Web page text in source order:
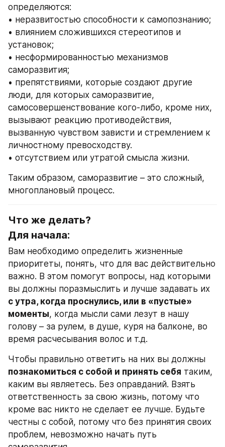
определяются:
• неразвитостью способности к самопознанию;
• влиянием сложившихся стереотипов и
установок;
• несформированностью механизмов
саморазвития;
• препятствиями, которые создают другие
люди, для которых саморазвитие,
самосовершенствование кого-либо, кроме них,
вызывают реакцию противодействия,
вызванную чувством зависти и стремлением к
личностному превосходству.
• отсутствием или утратой смысла жизни.
Таким образом, саморазвитие – это сложный,
многоплановый процесс.
Что же делать?
Для начала:
Вам необходимо определить жизненные
приоритеты, понять, что для вас действительно
важно. В этом помогут вопросы, над которыми
с утра, когда проснулись, или в «пустые»
моменты, когда мысли сами лезут в нашу
голову – за рулем, в душе, куря на балконе, во
время расчесывания волос и т.д.
познакомиться с собой и принять себя таким,
каким вы являетесь. Без оправданий. Взять
ответственность за свою жизнь, потому что
кроме вас никто не сделает ее лучше. Будьте
честны с собой, потому что без принятия своих
проблем, невозможно начать путь